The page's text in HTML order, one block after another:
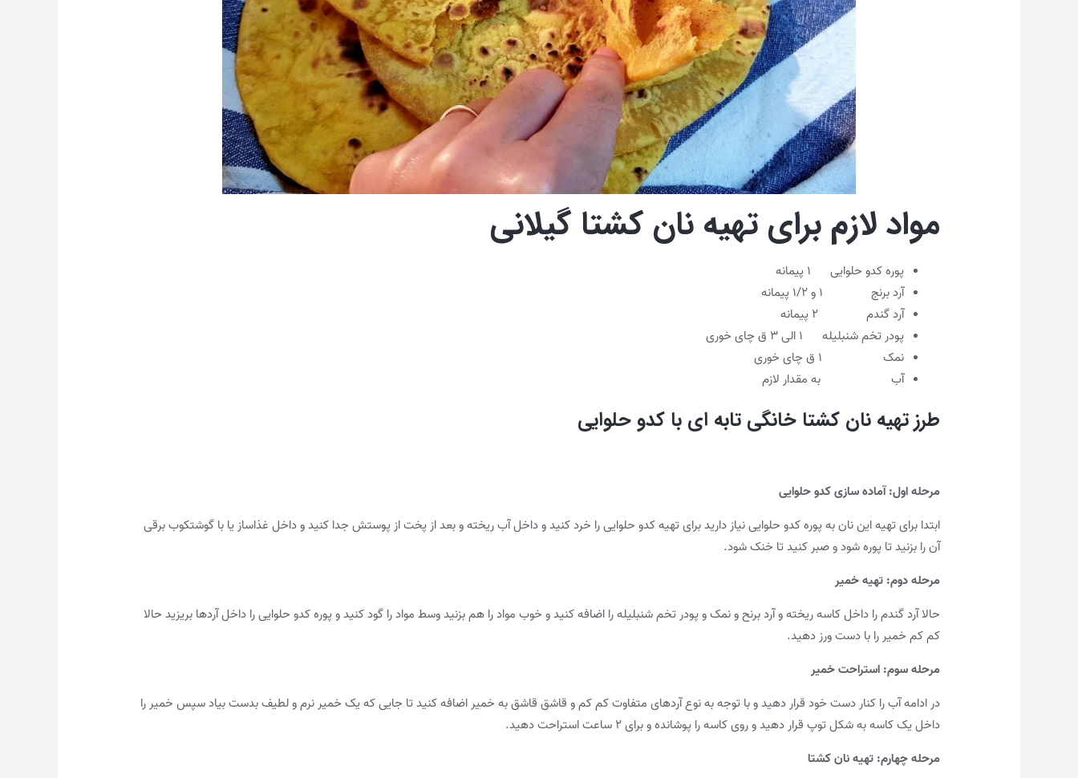
مواد لازم برای تهیه نان کشتا گیلانی
پوره کدو حلوایی ۱ پیمانه
آرد برنج ۱ و ۱/۲ پیمانه
آرد گندم ۲ پیمانه
پودر تخم شنبلیله ۱ الی ۳ ق چای خوری
نمک ۱ ق چای خوری
آب به مقدار لازم
طرز تهیه نان کشتا خانگی تابه ای با کدو حلوایی
مرحله اول: آماده سازی کدو حلوایی
ابتدا برای تهیه این نان به پوره کدو حلوایی نیاز دارید برای تهیه کدو حلوایی را خرد کنید و داخل آب ریخته و بعد از پخت از پوستش جدا کنید و داخل غذاساز یا با گوشتکوب برقی
آن را بزنید تا پوره شود و صبر کنید تا خنک شود.
مرحله دوم: تهیه خمیر
حالا آرد گندم را داخل کاسه ریخته و آرد برنح و نمک و پودر تخم شنبلیله را اضافه کنید و خوب مواد را هم بزنید وسط مواد را گود کنید و پوره کدو حلوایی را داخل آردها بریزید حالا
کم کم خمیر را با دست ورز دهید.
مرحله سوم: استراحت خمیر
در ادامه آب را کنار دست خود قرار دهید و با توجه به نوع آردهای متفاوت کم کم و قاشق قاشق به خمیر اضافه کنید تا جایی که یک خمیر نرم و لطیف بدست بیاد سپس خمیر را
داخل یک کاسه به شکل توپ قرار دهید و روی کاسه را پوشانده و برای ۲ ساعت استراحت دهید.
مرحله چهارم: تهیه نان کشتا